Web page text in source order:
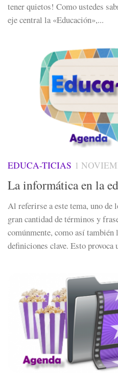
tener quietos! Como ustedes
eje central la «Educación»,...
EDUCA-TICIAS 1
La informática en la
Al referirse a este tema, uno de
gran cantidad de términos y
comúnmente, como así también
definiciones clave. Esto provoca